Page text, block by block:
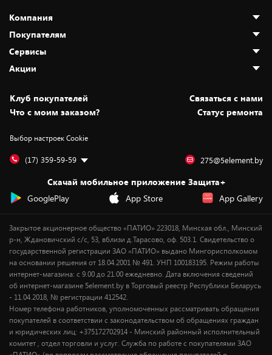
Компания
О нас
Адреса магазинов
Новости
Статьи и обзоры
Вакансии
Дай пять добру!
Покупателям
Как сделать заказ
Оплата и доставка
Безналичный расчёт
Обмен и возврат товара
Обработка персональных данных
Подарочные карты
Сервисы
Установка техники
Для игровых консолей
Для мобильных устройств
Для компьютеров
Сервисные центры
Акции
Скидки и промокоды
Белорусские товары
Бонусы
Оплата частями
Новинки
Клуб покупателей
Cвязаться с нами
Что с моим заказом?
Статус ремонта
Выбор настроек Cookie
(17) 359-59-59 275@5element.by
Скачай мобильное приложение Защита+
GooglePlay
App Store App Gallery
Закрытое акционерное общество «ПАТИО» 223018, Минская обл., Минский
р-н, Ждановичский с/с, 53, вблизи д.Тарасово, оф. 503.1. Свидетельство о
государственной регистрации ЗАО «ПАТИО» выдано Мингорисполкомом
на основании решения от 18.04.2001 № 491. УНП 100183195. Режим работы
интернет-магазина: с 9.00 до 21.00 ежедневно. Дата включения сведений
об интернет-магазине 5element.by в Торговый реестр Республики Беларусь
- 11.04.2018, № регистрации 412542.
Номер телефона работников, уполномоченных рассматривать обращения
покупателей в соответствии с законодательством об обращениях граждан
и юридических лиц: +375172702914 - Минский районный исполнительный
комитет , отдел торговли и услуг. Служба по работе с покупателями ЗАО